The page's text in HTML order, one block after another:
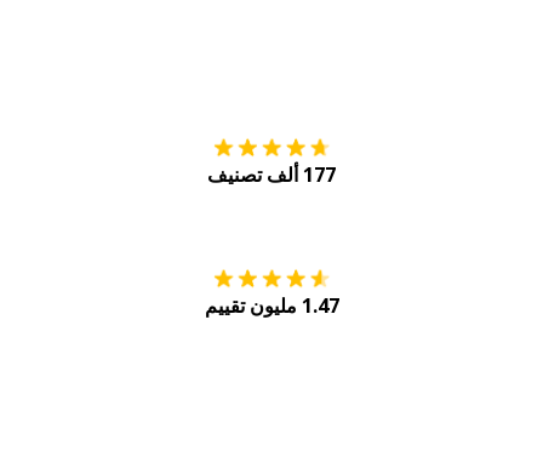
177 ألف تصنيف
1.47 مليون تقييم